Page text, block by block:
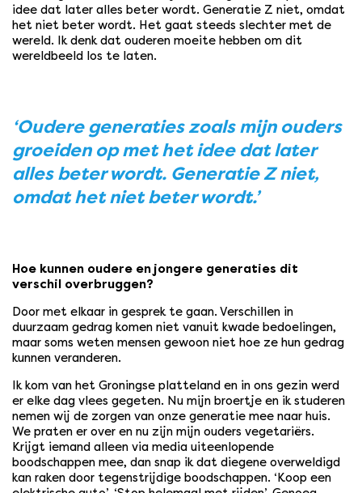
idee dat later alles beter wordt. Generatie Z niet, omdat
het niet beter wordt. Het gaat steeds slechter met de
wereld. Ik denk dat ouderen moeite hebben om dit
wereldbeeld los te laten.
‘Oudere generaties zoals mijn ouders
groeiden op met het idee dat later
alles beter wordt. Generatie Z niet,
omdat het niet beter wordt.’
Hoe kunnen oudere en jongere generaties dit
verschil overbruggen?
Door met elkaar in gesprek te gaan. Verschillen in
duurzaam gedrag komen niet vanuit kwade bedoelingen,
maar soms weten mensen gewoon niet hoe ze hun gedrag
kunnen veranderen.
Ik kom van het Groningse platteland en in ons gezin werd
er elke dag vlees gegeten. Nu mijn broertje en ik studeren
nemen wij de zorgen van onze generatie mee naar huis.
We praten er over en nu zijn mijn ouders vegetariërs.
Krijgt iemand alleen via media uiteenlopende
boodschappen mee, dan snap ik dat diegene overweldigd
kan raken door tegenstrijdige boodschappen. ‘Koop een